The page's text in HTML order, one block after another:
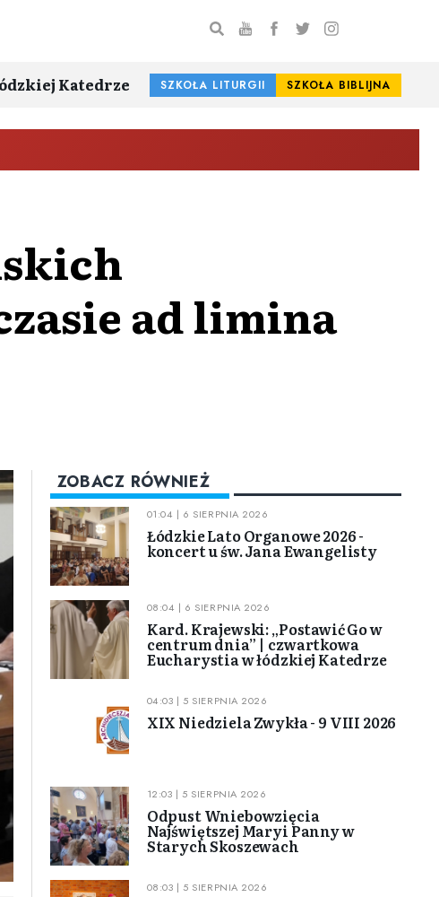
Katedrze SZKOŁA LITURGII SZKOŁA BIBLIJNA
ad limina
ZOBACZ RÓWNIEŻ
01:04 | 6 SIERPNIA 2026
Łódzkie Lato Organowe 2026 -
koncert u św. Jana Ewangelisty
08:04 | 6 SIERPNIA 2026
Kard. Krajewski: „Postawić Go w
centrum dnia” | czwartkowa
Eucharystia w łódzkiej Katedrze
04:03 | 5 SIERPNIA 2026
XIX Niedziela Zwykła - 9 VIII 2026
12:03 | 5 SIERPNIA 2026
Odpust Wniebowzięcia
Najświętszej Maryi Panny w
Starych Skoszewach
08:03 | 5 SIERPNIA 2026